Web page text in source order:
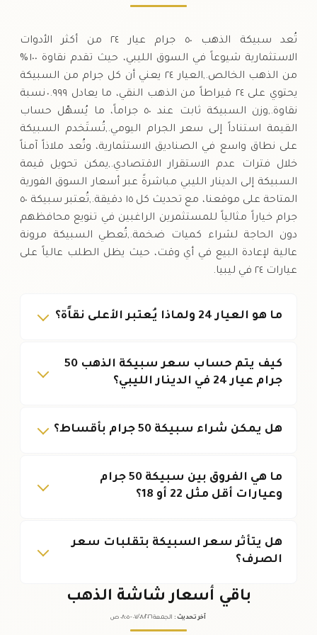
تُعد سبيكة الذهب ٥٠ جرام عيار ٢٤ من أكثر الأدوات
الاستثمارية شيوعاً في السوق الليبي، حيث تقدم نقاوة ١٠٠ %
من الذهب الخالص.,العيار ٢٤ يعني أن كل جرام من السبيكة
يحتوي على ٢٤ قيراطاً من الذهب النقي، ما يعادل ٠.٩٩٩ نسبة
نقاوة.,وزن السبيكة ثابت عند ٥٠ جراماً، ما يُسهّل حساب
القيمة استناداً إلى سعر الجرام اليومي.,تُستَخدم السبيكة
على نطاق واسع في الصناديق الاستثمارية، وتُعد ملاذاً آمناً
خلال فترات عدم الاستقرار الاقتصادي.,يمكن تحويل قيمة
السبيكة إلى الدينار الليبي مباشرةً عبر أسعار السوق الفورية
المتاحة على موقعنا، مع تحديث كل ١٥ دقيقة.,تُعتبر سبيكة ٥٠
جرام خياراً مثالياً للمستثمرين الراغبين في تنويع محافظهم
دون الحاجة لشراء كميات ضخمة.,تُعطي السبيكة مرونة
عالية لإعادة البيع في أي وقت، حيث يظل الطلب عالياً على
عيارات ٢٤ في ليبيا.
ما هو العيار 24 ولماذا يُعتبر الأعلى نقاًة؟
كيف يتم حساب سعر سبيكة الذهب 50
جرام عيار 24 في الدينار الليبي؟
هل يمكن شراء سبيكة 50 جرام بأقساط؟
ما هي الفروق بين سبيكة 50 جرام
وعيارات أقل مثل 22 أو 18؟
هل يتأثر سعر السبيكة بتقلبات سعر
الصرف؟
باقي أسعار شاشة الذهب
آخر تحديث : الجمعة ٠٧ /٠٨/٢٠٢٦ - ٠٨:٠٥ ص